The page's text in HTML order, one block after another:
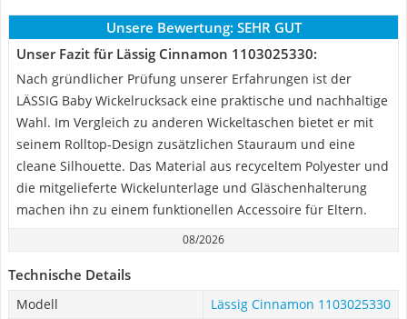
Unsere Bewertung: SEHR GUT
Unser Fazit für Lässig Cinnamon 1103025330:
Nach gründlicher Prüfung unserer Erfahrungen ist der
LÄSSIG Baby Wickelrucksack eine praktische und nachhaltige
Wahl. Im Vergleich zu anderen Wickeltaschen bietet er mit
seinem Rolltop-Design zusätzlichen Stauraum und eine
cleane Silhouette. Das Material aus recyceltem Polyester und
die mitgelieferte Wickelunterlage und Gläschenhalterung
machen ihn zu einem funktionellen Accessoire für Eltern.
08/2026
Technische Details
Modell
Lässig Cinnamon 1103025330